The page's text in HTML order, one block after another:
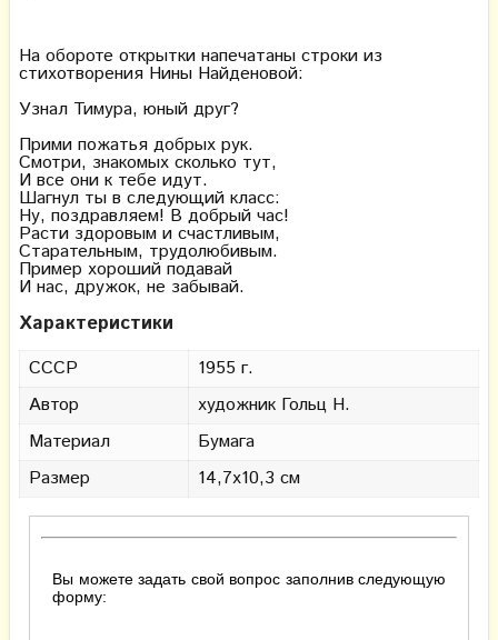
На обороте открытки напечатаны строки из
стихотворения Нины Найденовой:
Узнал Тимура, юный друг?
Прими пожатья добрых рук.
Смотри, знакомых сколько тут,
И все они к тебе идут.
Шагнул ты в следующий класс:
Ну, поздравляем! В добрый час!
Расти здоровым и счастливым,
Старательным, трудолюбивым.
Пример хороший подавай
И нас, дружок, не забывай.
Характеристики
СССР
1955 г.
Автор
художник Гольц Н.
Материал
Бумага
Размер
14,7х10,3 см
Вы можете задать свой вопрос заполнив следующую
форму: